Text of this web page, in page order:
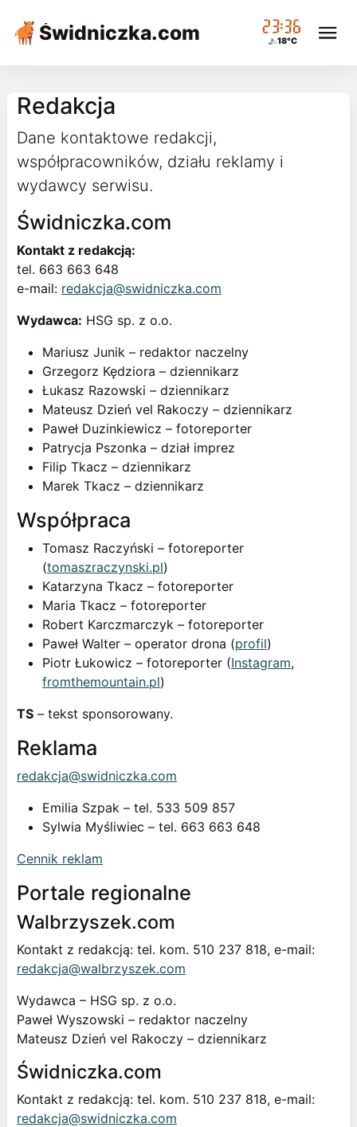
Świdniczka.com 23:36
18°C
Redakcja
Dane kontaktowe redakcji,
współpracowników, działu reklamy i
wydawcy serwisu.
Świdniczka.com
Kontakt z redakcją:
tel. 663 663 648
e-mail: redakcja@swidniczka.com
Wydawca: HSG sp. z o.o.
Mariusz Junik – redaktor naczelny
Grzegorz Kędziora – dziennikarz
Łukasz Razowski – dziennikarz
Mateusz Dzień vel Rakoczy – dziennikarz
Paweł Duzinkiewicz – fotoreporter
Patrycja Pszonka – dział imprez
Filip Tkacz – dziennikarz
Marek Tkacz – dziennikarz
Współpraca
Tomasz Raczyński – fotoreporter
(tomaszraczynski.pl)
Katarzyna Tkacz – fotoreporter
Maria Tkacz – fotoreporter
Robert Karczmarczyk – fotoreporter
Paweł Walter – operator drona (profil)
Piotr Łukowicz – fotoreporter (Instagram,
fromthemountain.pl)
TS – tekst sponsorowany.
Reklama
redakcja@swidniczka.com
Emilia Szpak – tel. 533 509 857
Sylwia Myśliwiec – tel. 663 663 648
Cennik reklam
Portale regionalne
Walbrzyszek.com
Kontakt z redakcją: tel. kom. 510 237 818, e-mail:
redakcja@walbrzyszek.com
Wydawca – HSG sp. z o.o.
Paweł Wyszowski – redaktor naczelny
Mateusz Dzień vel Rakoczy – dziennikarz
Świdniczka.com
Kontakt z redakcją: tel. kom. 510 237 818, e-mail:
redakcja@swidniczka.com